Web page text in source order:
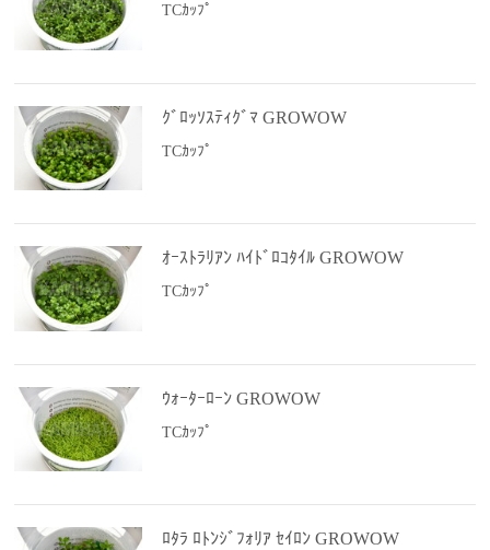
TCｶｯﾌﾟ
ｸﾞﾛｯｿｽﾃｨｸﾞﾏ GROWOW
TCｶｯﾌﾟ
ｵｰｽﾄﾗﾘｱﾝ ﾊｲﾄﾞﾛｺﾀｲﾙ GROWOW
TCｶｯﾌﾟ
ｳｫｰﾀｰﾛｰﾝ GROWOW
TCｶｯﾌﾟ
ﾛﾀﾗ ﾛﾄﾝｼﾞﾌｫﾘｱ ｾｲﾛﾝ GROWOW